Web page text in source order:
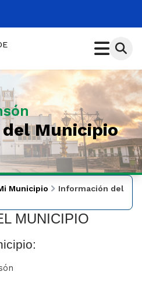
Municipio
Municipio
Información del
MUNICIPIO